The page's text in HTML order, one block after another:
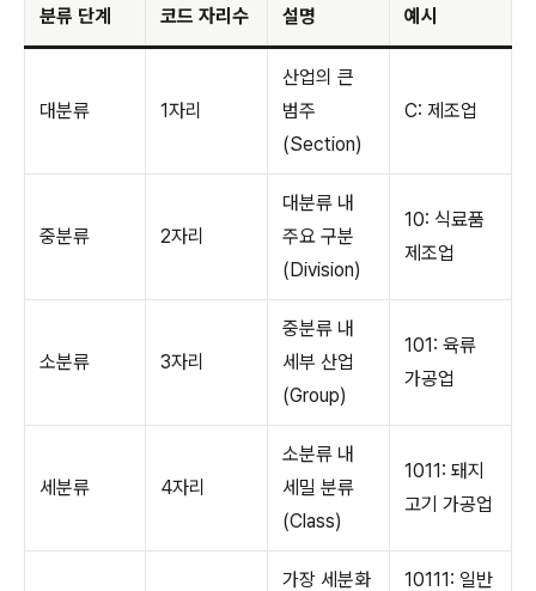
분류 단계 코드 자리수 설명 예시
대분류 1자리
산업의 큰
범주
(Section)
C: 제조업
중분류 2자리
대분류 내
주요 구분
(Division)
10: 식료품
제조업
소분류 3자리
중분류 내
세부 산업
(Group)
101: 육류
가공업
세분류 4자리
소분류 내
세밀 분류
(Class)
1011: 돼지
고기 가공업
가장 세분화
10111: 일반